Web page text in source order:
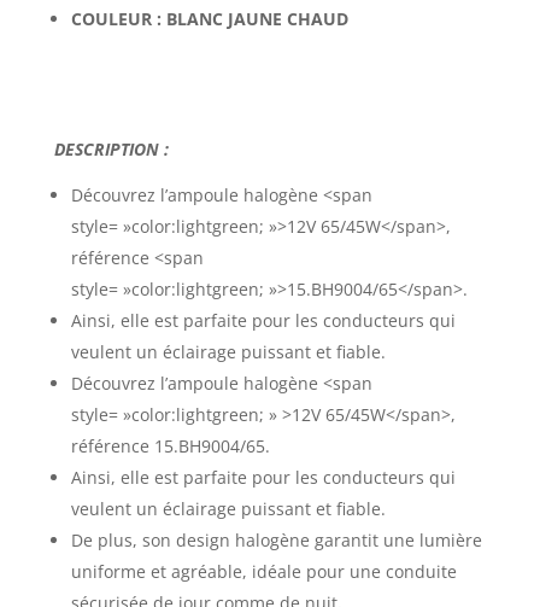
COULEUR : BLANC JAUNE CHAUD
DESCRIPTION :
Découvrez l’ampoule halogène <span
style= »color:lightgreen; »>12V 65/45W</span>,
référence <span
style= »color:lightgreen; »>15.BH9004/65</span>.
Ainsi, elle est parfaite pour les conducteurs qui
veulent un éclairage puissant et fiable.
Découvrez l’ampoule halogène <span
style= »color:lightgreen; » >12V 65/45W</span>,
référence 15.BH9004/65.
Ainsi, elle est parfaite pour les conducteurs qui
veulent un éclairage puissant et fiable.
De plus, son design halogène garantit une lumière
uniforme et agréable, idéale pour une conduite